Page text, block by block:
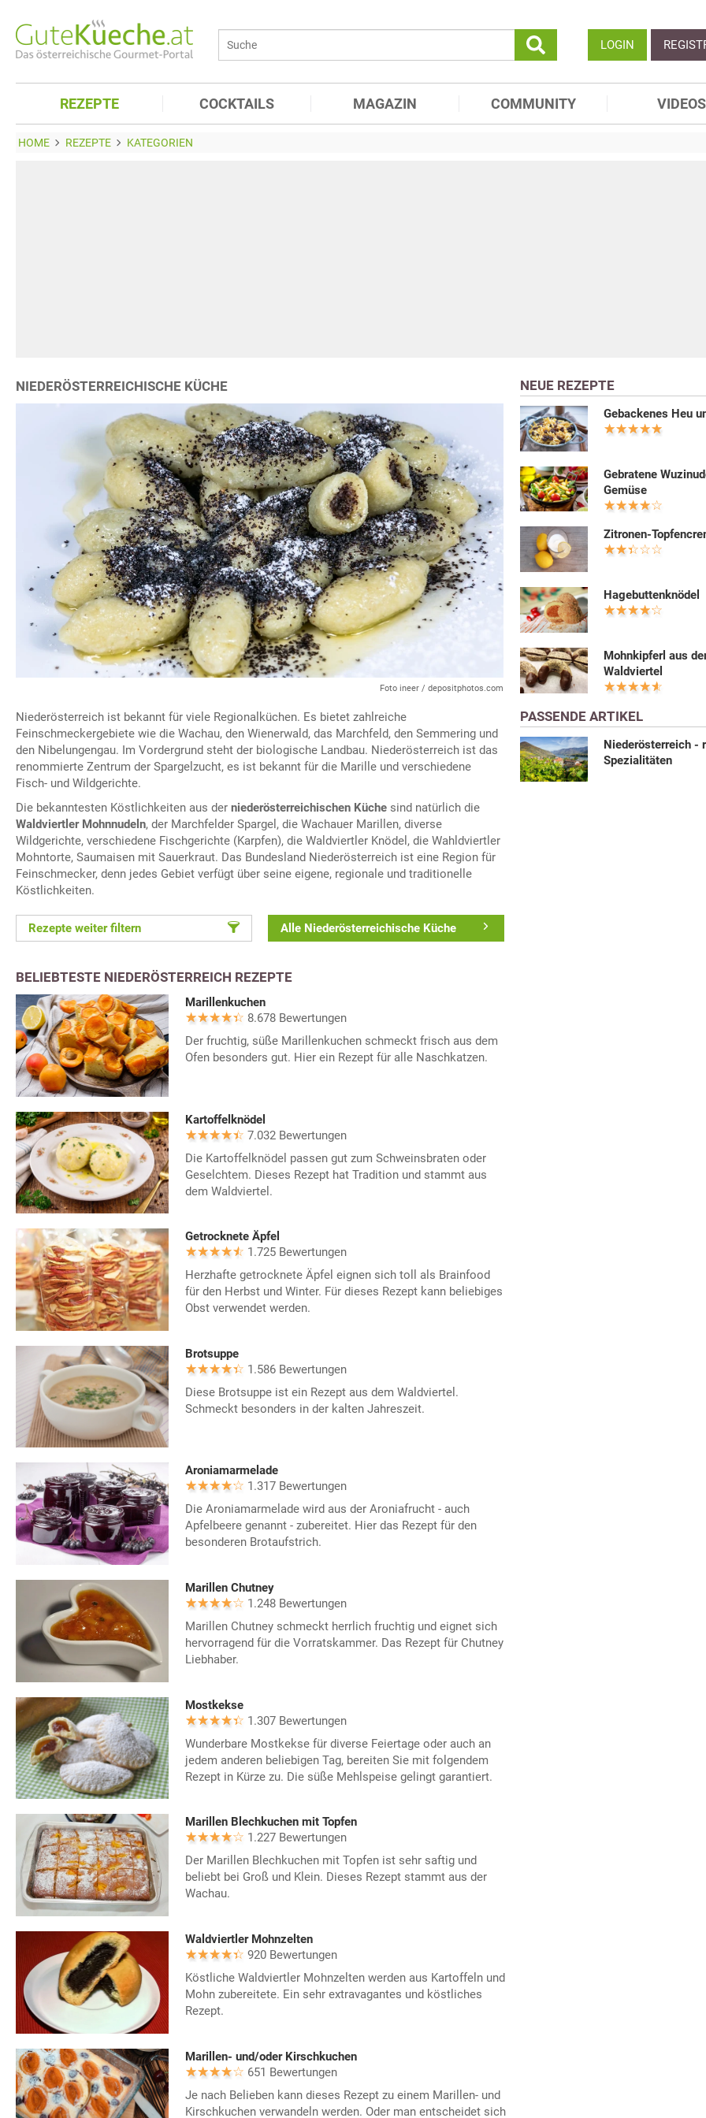
LOGIN
REZEPTE COCKTAILS MAGAZIN COMMUNITY VIDEOS
HOME REZEPTE KATEGORIEN
NIEDERÖSTERREICHISCHE KÜCHE
Foto ineer / depositphotos.com
Niederösterreich ist bekannt für viele Regionalküchen. Es bietet zahlreiche
Feinschmeckergebiete wie die Wachau, den Wienerwald, das Marchfeld, den Semmering und
den Nibelungengau. Im Vordergrund steht der biologische Landbau. Niederösterreich ist das
renommierte Zentrum der Spargelzucht, es ist bekannt für die Marille und verschiedene
Fisch- und Wildgerichte.
Die bekanntesten Köstlichkeiten aus der niederösterreichischen Küche sind natürlich die
Waldviertler Mohnnudeln, der Marchfelder Spargel, die Wachauer Marillen, diverse
Wildgerichte, verschiedene Fischgerichte (Karpfen), die Waldviertler Knödel, die Wahldviertler
Mohntorte, Saumaisen mit Sauerkraut. Das Bundesland Niederösterreich ist eine Region für
Feinschmecker, denn jedes Gebiet verfügt über seine eigene, regionale und traditionelle
Köstlichkeiten.
Rezepte weiter filtern Alle Niederösterreichische Küche
BELIEBTESTE NIEDERÖSTERREICH REZEPTE
Marillenkuchen
8.678 Bewertungen
Der fruchtig, süße Marillenkuchen schmeckt frisch aus dem
Ofen besonders gut. Hier ein Rezept für alle Naschkatzen.
Kartoffelknödel
7.032 Bewertungen
Die Kartoffelknödel passen gut zum Schweinsbraten oder
Geselchtem. Dieses Rezept hat Tradition und stammt aus
dem Waldviertel.
Getrocknete Äpfel
1.725 Bewertungen
Herzhafte getrocknete Äpfel eignen sich toll als Brainfood
für den Herbst und Winter. Für dieses Rezept kann beliebiges
Obst verwendet werden.
Brotsuppe
1.586 Bewertungen
Diese Brotsuppe ist ein Rezept aus dem Waldviertel.
Schmeckt besonders in der kalten Jahreszeit.
Aroniamarmelade
1.317 Bewertungen
Die Aroniamarmelade wird aus der Aroniafrucht - auch
Apfelbeere genannt - zubereitet. Hier das Rezept für den
besonderen Brotaufstrich.
Marillen Chutney
1.248 Bewertungen
Marillen Chutney schmeckt herrlich fruchtig und eignet sich
hervorragend für die Vorratskammer. Das Rezept für Chutney
Liebhaber.
Mostkekse
1.307 Bewertungen
Wunderbare Mostkekse für diverse Feiertage oder auch an
jedem anderen beliebigen Tag, bereiten Sie mit folgendem
Rezept in Kürze zu. Die süße Mehlspeise gelingt garantiert.
Marillen Blechkuchen mit Topfen
1.227 Bewertungen
Der Marillen Blechkuchen mit Topfen ist sehr saftig und
beliebt bei Groß und Klein. Dieses Rezept stammt aus der
Wachau.
Waldviertler Mohnzelten
920 Bewertungen
Köstliche Waldviertler Mohnzelten werden aus Kartoffeln und
Mohn zubereitete. Ein sehr extravagantes und köstliches
Rezept.
Marillen- und/oder Kirschkuchen
651 Bewertungen
Je nach Belieben kann dieses Rezept zu einem Marillen- und
Kirschkuchen verwandeln werden. Oder man entscheidet sich
NEUE REZEPTE
Gebackenes Heu
Gebratene
Gemüse
Zitronen-
Hagebuttenknödel
Mohnkipferl aus
Waldviertel
PASSENDE ARTIKEL
Niederösterreich -
Spezialitäten